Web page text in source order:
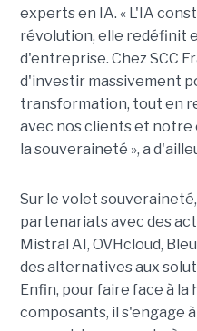
experts en IA. « L'IA
révolution, elle redéfinit
d'entreprise. Chez SCC
d'investir massivement
transformation, tout en
avec nos clients et notre
la souveraineté », a
Sur le volet
partenariats avec des
Mistral AI, OVHcloud,
des alternatives aux
Enfin, pour faire face à la
composants, il s'engage